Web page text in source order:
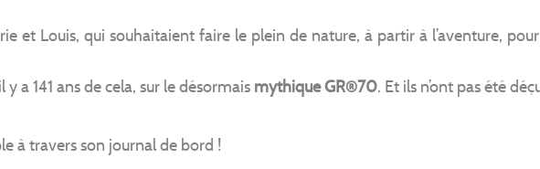
et Louis, qui souhaitaient faire le plein de nature, à partir à l’aventure,
y a 141 ans de cela, sur le désormais mythique GR®70. Et ils n’ont pas été
à travers son journal de bord !